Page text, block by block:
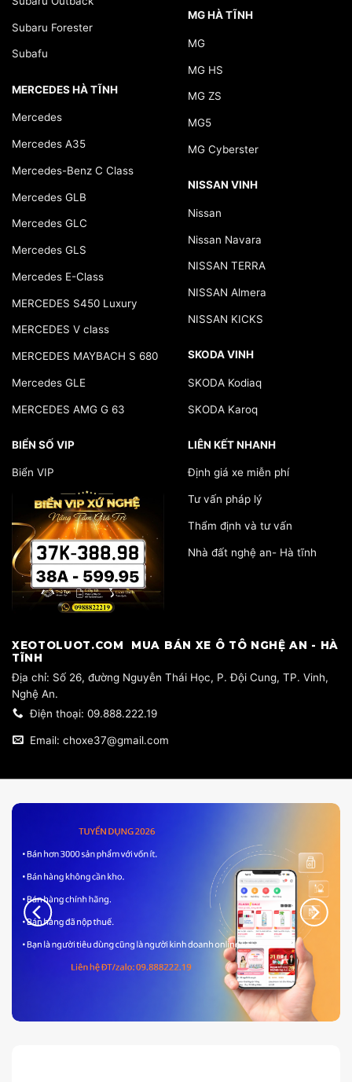
Subaru Forester
Subafu
MERCEDES HÀ TĨNH
Mercedes
Mercedes A35
Mercedes-Benz C Class
Mercedes GLB
Mercedes GLC
Mercedes GLS
Mercedes E-Class
MERCEDES S450 Luxury
MERCEDES V class
MERCEDES MAYBACH S 680
Mercedes GLE
MERCEDES AMG G 63
BIỂN SỐ VIP
Biển VIP
MG HÀ TĨNH
MG
MG HS
MG ZS
MG5
MG Cyberster
NISSAN VINH
Nissan
Nissan Navara
NISSAN TERRA
NISSAN Almera
NISSAN KICKS
SKODA VINH
SKODA Kodiaq
SKODA Karoq
LIÊN KẾT NHANH
Định giá xe miễn phí
Tư vấn pháp lý
Thẩm định và tư vấn
Nhà đất nghệ an- Hà tĩnh
​XEOTOLUOT.COM MUA BÁN XE Ô TÔ NGHỆ AN - HÀ
TĨNH
​Địa chỉ: Số 26, đường Nguyễn Thái Học, P. Đội Cung, TP. Vinh,
Nghệ An.
Điện thoại: 09.888.222.19
Email: choxe37@gmail.com